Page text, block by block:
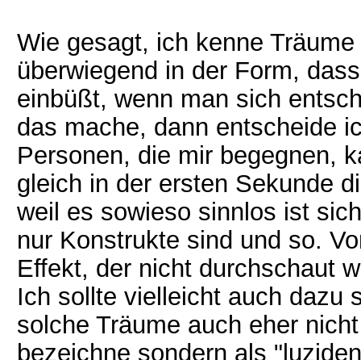
Wie gesagt, ich kenne
überwiegend in der Form,
einbüßt, wenn man sich
das mache, dann entscheide
Personen, die mir begegnen,
gleich in der ersten Sekunde
weil es sowieso sinnlos ist
nur Konstrukte sind und so.
Effekt, der nicht durchschaut
Ich sollte vielleicht auch dazu
solche Träume auch eher
bezeichne sondern als